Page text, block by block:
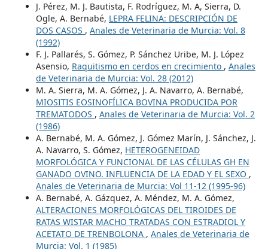
J. Pérez, M. J. Bautista, F. Rodríguez, M. A, Sierra, D.
Ogle, A. Bernabé, LEPRA FELINA: DESCRIPCIÓN DE
DOS CASOS , Anales de Veterinaria de Murcia: Vol. 8
(1992)
F. J. Pallarés, S. Gómez, P. Sánchez Uribe, M. J. López
Asensio, Raquitismo en cerdos en crecimiento , Anales
de Veterinaria de Murcia: Vol. 28 (2012)
M. A. Sierra, M. A. Gómez, J. A. Navarro, A. Bernabé,
MIOSITIS EOSINOFÍLICA BOVINA PRODUCIDA POR
TREMATODOS , Anales de Veterinaria de Murcia: Vol. 2
(1986)
A. Bernabé, M. A. Gómez, J. Gómez Marín, J. Sánchez, J.
A. Navarro, S. Gómez, HETEROGENEIDAD
MORFOLÓGICA Y FUNCIONAL DE LAS CÉLULAS GH EN
GANADO OVINO. INFLUENCIA DE LA EDAD Y EL SEXO ,
Anales de Veterinaria de Murcia: Vol 11-12 (1995-96)
A. Bernabé, A. Gázquez, A. Méndez, M. A. Gómez,
ALTERACIONES MORFOLÓGICAS DEL TIROIDES DE
RATAS WISTAR MACHO TRATADAS CON ESTRADIOL Y
ACETATO DE TRENBOLONA , Anales de Veterinaria de
Murcia: Vol. 1 (1985)